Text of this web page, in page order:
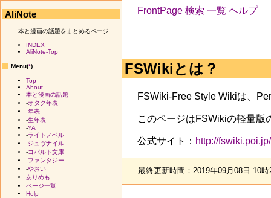
FrontPage 検索 一覧 ヘルプ
FSWikiとは？
FSWiki-Free Style Wikiは、
このページはFSWikiの軽量版
公式サイト： http://fswiki.poi.jp/
最終更新時間：2019年09月08日 10
AliNote
本と漫画の話題をまとめるページ
INDEX
AliNote-Top
Menu(*)
Top
About
本と漫画の話題
-オタク年表
-年表
-生年表
-YA
-ライトノベル
-ジュヴナイル
-コバルト文庫
-ファンタジー
-やおい
ありめも
ページ一覧
Help